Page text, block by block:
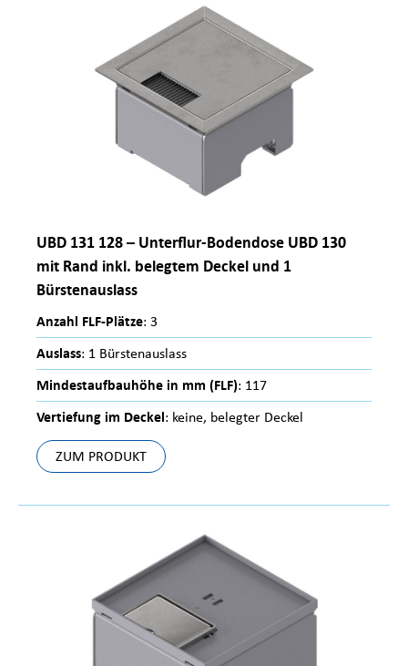
UBD 131 128 – Unterflur-Bodendose UBD 130
mit Rand inkl. belegtem Deckel und 1
Bürstenauslass
Anzahl FLF-Plätze: 3
Auslass: 1 Bürstenauslass
Mindestaufbauhöhe in mm (FLF): 117
Vertiefung im Deckel: keine, belegter Deckel
ZUM PRODUKT